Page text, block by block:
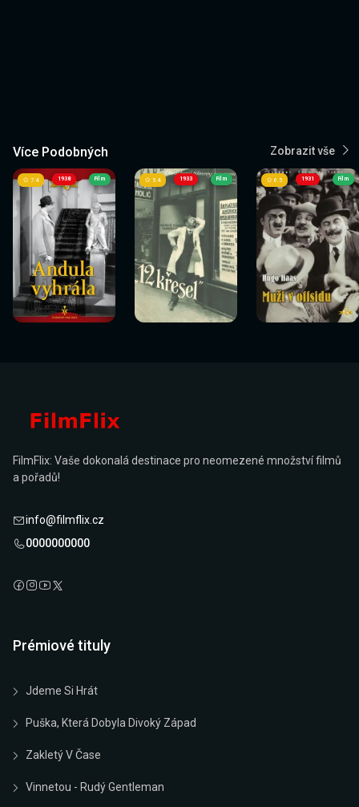
Více Podobných Zobrazit vše
1938
Sledovat
nyní
7.4 Film
Sledovat
nyní
1933
Sledovat
nyní
5.4 Film
Sledovat
nyní
1931
Sledovat
nyní
6.5 Film
Sledovat
FilmFlix: Vaše dokonalá destinace pro neomezené množství filmů
a pořadů!
info@filmflix.cz
0000000000
Prémiové tituly
Jdeme Si Hrát
Puška, Která Dobyla Divoký Západ
Zakletý V Čase
Vinnetou - Rudý Gentleman